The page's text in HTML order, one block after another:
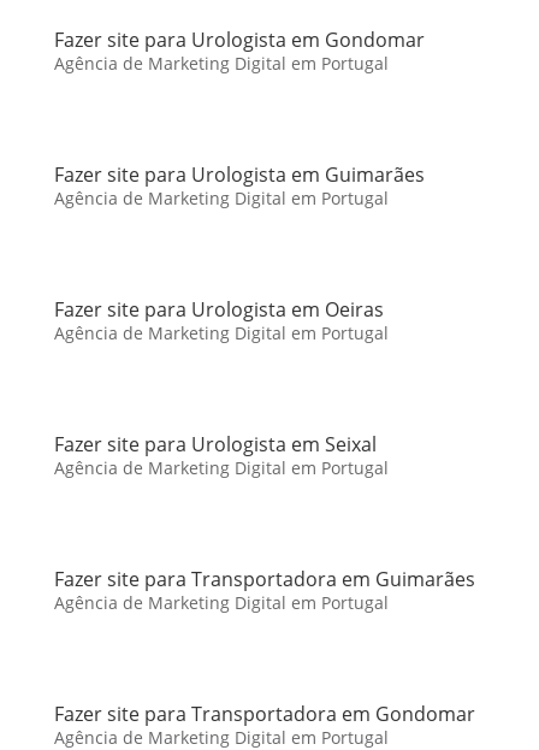
Fazer site para Urologista em Gondomar
Agência de Marketing Digital em Portugal
Fazer site para Urologista em Guimarães
Agência de Marketing Digital em Portugal
Fazer site para Urologista em Oeiras
Agência de Marketing Digital em Portugal
Fazer site para Urologista em Seixal
Agência de Marketing Digital em Portugal
Fazer site para Transportadora em Guimarães
Agência de Marketing Digital em Portugal
Fazer site para Transportadora em Gondomar
Agência de Marketing Digital em Portugal